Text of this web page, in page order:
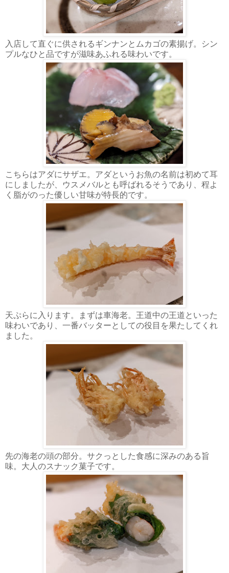
入店して直ぐに供されるギンナンとムカゴの素揚げ。シン
プルなひと品ですが滋味あふれる味わいです。
こちらはアダにサザエ。アダというお魚の名前は初めて耳
にしましたが、ウスメバルとも呼ばれるそうであり、程よ
く脂がのった優しい甘味が特長的です。
天ぷらに入ります。まずは車海老。王道中の王道といった
味わいであり、一番バッターとしての役目を果たしてくれ
ました。
先の海老の頭の部分。サクっとした食感に深みのある旨
味。大人のスナック菓子です。